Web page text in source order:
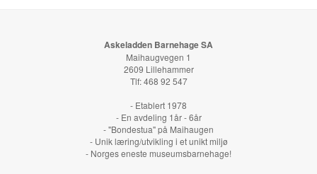
Askeladden Barnehage SA
Maihaugvegen 1
2609 Lillehammer
Tlf: 468 92 547
- Etablert 1978
- En avdeling 1år - 6år
- "Bondestua" på Maihaugen
- Unik læring/utvikling i et unikt miljø
- Norges eneste museumsbarnehage!